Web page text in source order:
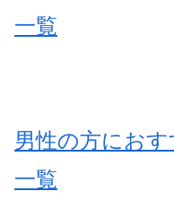
一覧
男性の方にお
一覧